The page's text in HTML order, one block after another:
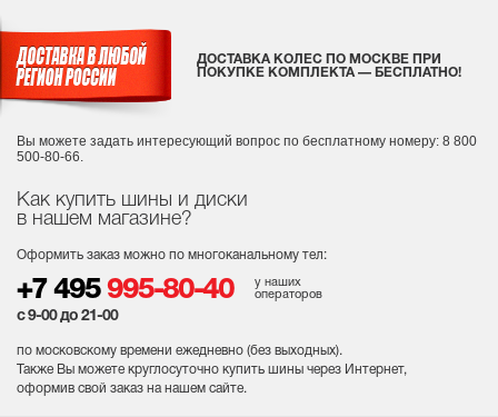
Как купить шины и диски
в нашем магазине?
Оформить заказ можно по многоканальному тел:
+7 495 995-80-40
у наших
операторов
с 9-00 до 21-00
по московскому времени ежедневно (без выходных).
Также Вы можете круглосуточно купить шины через Интернет,
оформив свой заказ на нашем сайте.
ДОСТАВКА КОЛЕС ПО МОСКВЕ ПРИ
ПОКУПКЕ КОМПЛЕКТА — БЕСПЛАТНО!
Вы можете задать интересующий вопрос по бесплатному номеру: 8 800
500-80-66.